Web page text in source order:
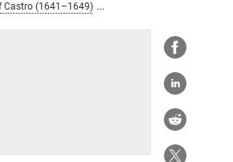
Castro (1641–1649)